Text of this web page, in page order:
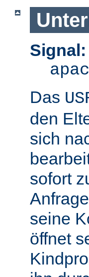
Signal:
Das
den
sich
sofort
seine
öffnet